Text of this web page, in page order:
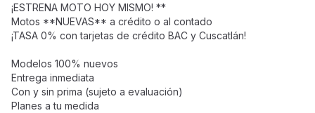
¡ESTRENA MOTO HOY MISMO! **
Motos **NUEVAS** a crédito o al contado
¡TASA 0% con tarjetas de crédito BAC y Cuscatlán!
Modelos 100% nuevos
Entrega inmediata
Con y sin prima (sujeto a evaluación)
Planes a tu medida